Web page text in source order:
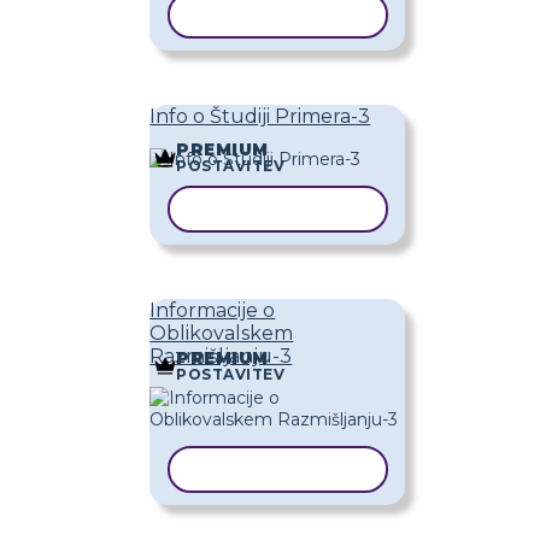
Info o Študiji Primera-3
PREMIUM
POSTAVITEV
Informacije o
Oblikovalskem
Razmišljanju-3
PREMIUM
POSTAVITEV